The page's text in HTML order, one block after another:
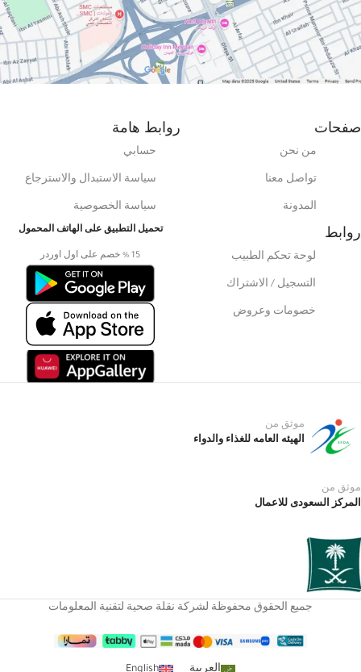
صفحات
من نحن
تواصل معنا
المدونة
روابط
لوحة تحكم الطبيب
التسجيل / الاشتراك
خصومات وعروض
روابط هامة
حسابي
سياسة الاستبدال والاسترجاع
سياسة الخصوصية
تحميل التطبيق على الهاتف المحمول
15 % خصم على اول اوردر
موثق من
الهيئه العامه للغذاء والدواء
موثق من
المركز السعودى للاعمال
جميع الحقوق محفوظة لشركة نقلة صحية لتقنية المعلومات
العربية English